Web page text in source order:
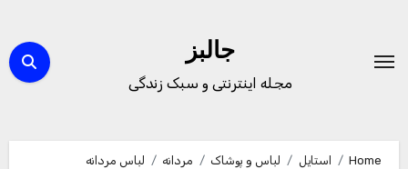
content
جالبز
مجله اینترنتی و سبک زندگی
Home استایل لباس و پوشاک مردانه
لباس مردانه